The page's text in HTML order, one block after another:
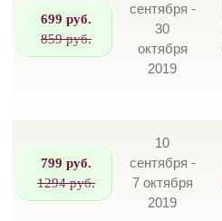
699 руб.
859 руб.
сентября -
30
октября
2019
799 руб.
1294 руб.
10
сентября -
7 октября
2019